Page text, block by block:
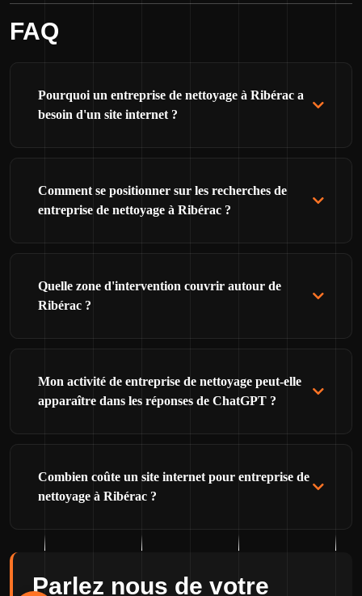
FAQ
Pourquoi un entreprise de nettoyage à Ribérac a
besoin d'un site internet ?
Comment se positionner sur les recherches de
entreprise de nettoyage à Ribérac ?
Quelle zone d'intervention couvrir autour de
Ribérac ?
Mon activité de entreprise de nettoyage peut-elle
apparaître dans les réponses de ChatGPT ?
Combien coûte un site internet pour entreprise de
nettoyage à Ribérac ?
Parlez nous de votre